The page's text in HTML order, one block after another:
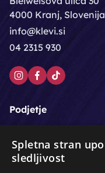
4000 Kranj, Slovenija
info@klevi.si
04 2315 930
Podjetje
Moj račun
Spletna stran
sledljivost